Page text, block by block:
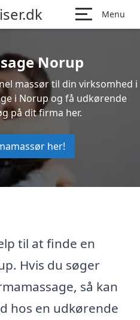
Menu
Norup
massør til din virksomhed i
i Norup og få udkørende
på dit firma her.
her!
til at finde en
Hvis du søger
så kan
hos en udkørende